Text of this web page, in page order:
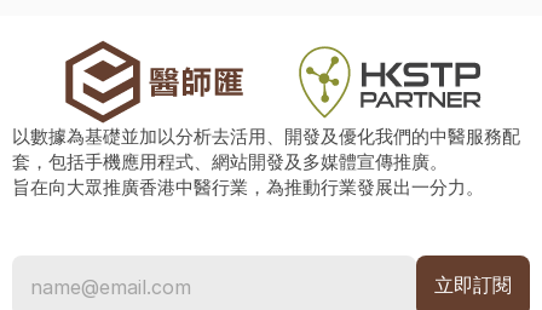
以數據為基礎並加以分析去活用、開發及優化我們的中醫服務配
套，包括手機應用程式、網站開發及多媒體宣傳推廣。
旨在向大眾推廣香港中醫行業，為推動行業發展出一分力。